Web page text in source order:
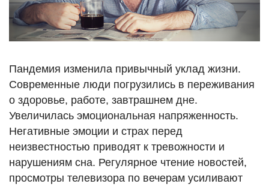
Пандемия изменила привычный уклад жизни.
Современные люди погрузились в переживания
о здоровье, работе, завтрашнем дне.
Увеличилась эмоциональная напряженность.
Негативные эмоции и страх перед
неизвестностью приводят к тревожности и
нарушениям сна. Регулярное чтение новостей,
просмотры телевизора по вечерам усиливают